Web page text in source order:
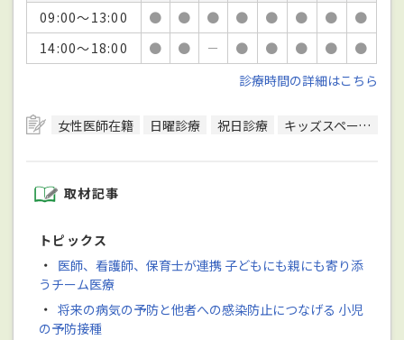
09:00～13:00
● ● ● ● ● ● ●
●
14:00～18:00
● ● － ● ● ● ●
●
診療時間の詳細はこちら
女性医師在籍 日曜診療 祝日診療 キッズスペースあり
取材記事
トピックス
・ 医師、看護師、保育士が連携 子どもにも親にも寄り添
うチーム医療
・ 将来の病気の予防と他者への感染防止につなげる 小児
の予防接種